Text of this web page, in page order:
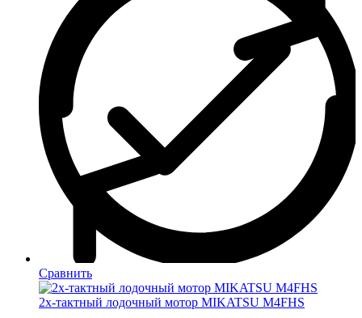
Сравнить
2х-тактный лодочный мотор MIKATSU M4FHS